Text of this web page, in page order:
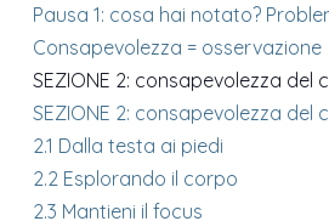
Pausa 1: cosa hai notato?
Consapevolezza = osservazione
SEZIONE 2: consapevolezza del
SEZIONE 2: consapevolezza del
2.1 Dalla testa ai piedi
2.2 Esplorando il corpo
2.3 Mantieni il focus